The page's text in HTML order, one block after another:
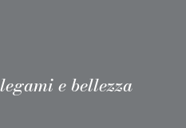
e bellezza